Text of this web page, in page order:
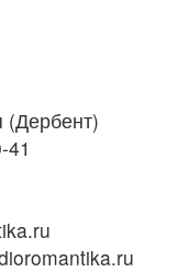
(Дербент)
41